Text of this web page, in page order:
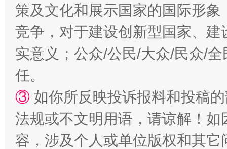
扯下公款旅游的“隐身衣” 如何以
策及文化和展示国家的国际形
竞争，对于建设创新型国家、
实意义；公众/公民/大众/民众/
任。
③ 如你所反映投诉报料和投稿
法规或不文明用语，请谅解！
容，涉及个人或单位版权和其它